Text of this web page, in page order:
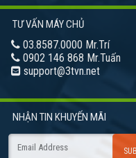
TƯ VẤN MÁY CHỦ
03.8587.0000 Mr.Trí
0902 146 868 Mr.Tuấn
support@3tvn.net
NHẬN TIN KHUYẾN MÃI